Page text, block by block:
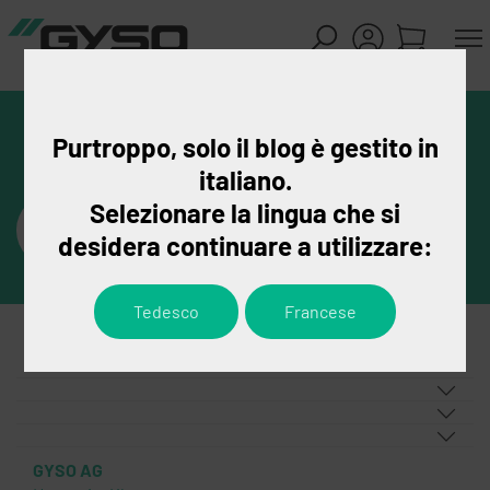
GYSO AG
Purtroppo, solo il blog è gestito in
italiano.
Selezionare la lingua che si
desidera continuare a utilizzare:
Tedesco Francese